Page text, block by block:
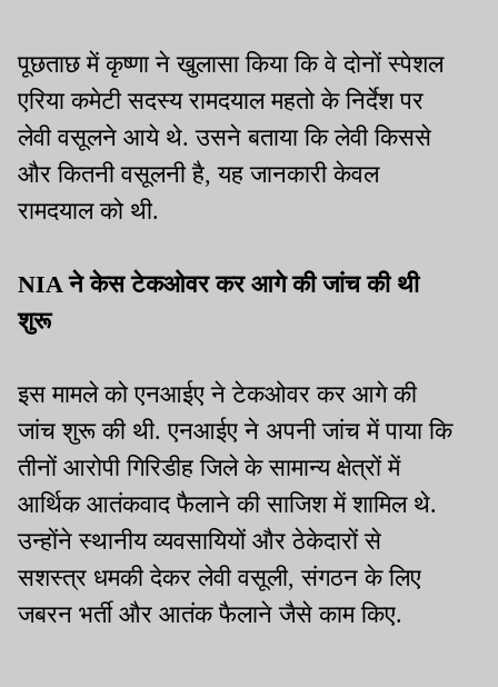
पूछताछ में कृष्णा ने खुलासा किया कि वे दोनों स्पेशल
एरिया कमेटी सदस्य रामदयाल महतो के निर्देश पर
लेवी वसूलने आये थे. उसने बताया कि लेवी किससे
और कितनी वसूलनी है, यह जानकारी केवल
रामदयाल को थी.
NIA ने केस टेकओवर कर आगे की जांच की थी
शुरू
इस मामले को एनआईए ने टेकओवर कर आगे की
जांच शुरू की थी. एनआईए ने अपनी जांच में पाया कि
तीनों आरोपी गिरिडीह जिले के सामान्य क्षेत्रों में
आर्थिक आतंकवाद फैलाने की साजिश में शामिल थे.
उन्होंने स्थानीय व्यवसायियों और ठेकेदारों से
सशस्त्र धमकी देकर लेवी वसूली, संगठन के लिए
जबरन भर्ती और आतंक फैलाने जैसे काम किए.